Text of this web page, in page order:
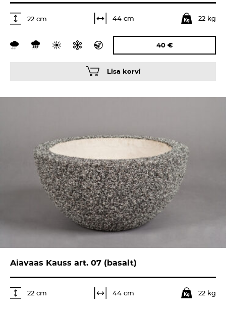
22 cm 44 cm 22 kg
40 €
Lisa korvi
Aiavaas Kauss art. 07 (basalt)
22 cm 44 cm 22 kg